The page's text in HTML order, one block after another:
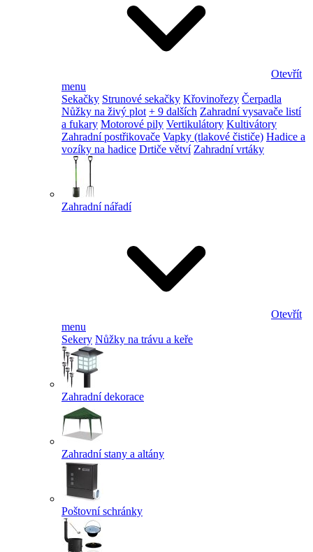
Otevřít
menu
Sekačky Strunové sekačky Křovinořezy Čerpadla
Nůžky na živý plot + 9 dalších Zahradní vysavače listí
a fukary Motorové pily Vertikulátory Kultivátory
Zahradní postřikovače Vapky (tlakové čističe) Hadice a
vozíky na hadice Drtiče větví Zahradní vrtáky
Zahradní nářadí
Otevřít
menu
Sekery Nůžky na trávu a keře
Zahradní dekorace
Zahradní stany a altány
Poštovní schránky